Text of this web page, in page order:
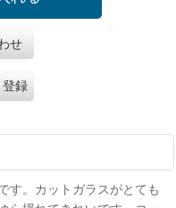
せ
登録
す。カットガラスがとても